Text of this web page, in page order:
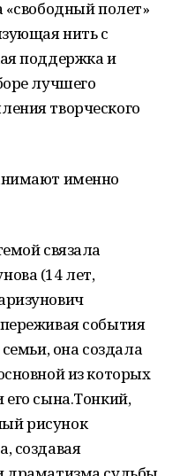
«свободный полет»
нить с
поддержка и
лучшего
творческого
именно
связала
(14 лет,
события
она создала
из которых
сына.Тонкий,
рисунок
создавая